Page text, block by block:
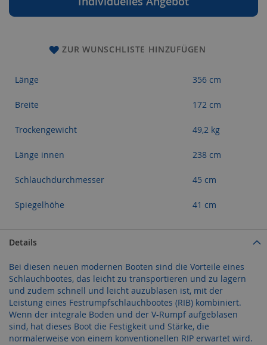
ZUR WUNSCHLISTE HINZUFÜGEN
Länge 356 cm
Breite 172 cm
Trockengewicht 49,2 kg
Länge innen 238 cm
Schlauchdurchmesser 45 cm
Spiegelhöhe 41 cm
Details
Bei diesen neuen modernen Booten sind die Vorteile eines
Schlauchbootes, das leicht zu transportieren und zu lagern
und zudem schnell und leicht auzublasen ist, mit der
Leistung eines Festrumpfschlauchbootes (RIB) kombiniert.
Wenn der integrale Boden und der V-Rumpf aufgeblasen
sind, hat dieses Boot die Festigkeit und Stärke, die
normalerweise von einem konventionellen RIP erwartet wird.